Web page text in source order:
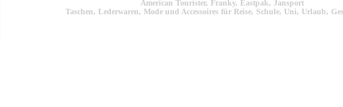
American Tourister, Franky, Eastpak, Jansport
Taschen, Lederwaren, Mode und Accessoires für Reise, Schule, Uni, Urlaub,